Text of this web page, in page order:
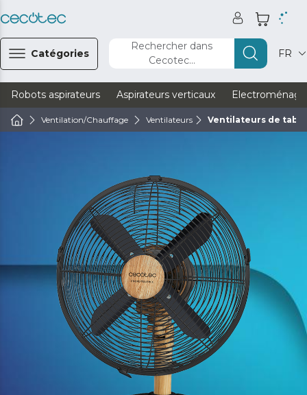
Catégories
Rechercher dans
Cecotec...
FR
Robots aspirateurs Aspirateurs verticaux
Ventilation/Chauffage Ventilateurs Ventilateurs de table